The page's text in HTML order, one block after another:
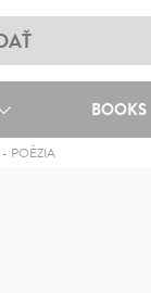
BOOKS
- POÉZIA